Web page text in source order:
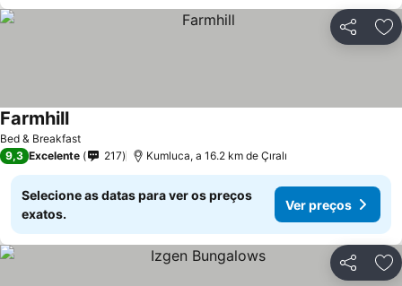
Partilhar
Bed & Breakfast
FarmhillVer preços
9,3 Excelente 217 Kumluca, a 16.2 km de Çıralı
Selecione as datas para ver os preços
exatos.
Ver preços
Partilhar